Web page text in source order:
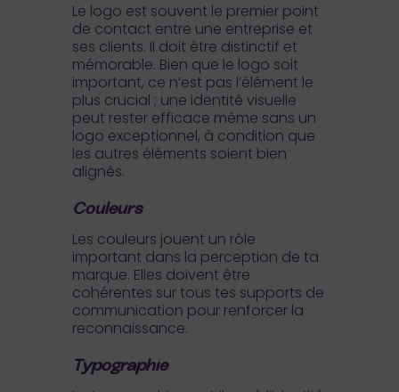
Le logo est souvent le premier point
de contact entre une entreprise et
ses clients. Il doit être distinctif et
mémorable. Bien que le logo soit
important, ce n’est pas l’élément le
plus crucial ; une identité visuelle
peut rester efficace même sans un
logo exceptionnel, à condition que
les autres éléments soient bien
alignés.
Couleurs
Les couleurs jouent un rôle
important dans la perception de ta
marque. Elles doivent être
cohérentes sur tous tes supports de
communication pour renforcer la
reconnaissance.
Typographie